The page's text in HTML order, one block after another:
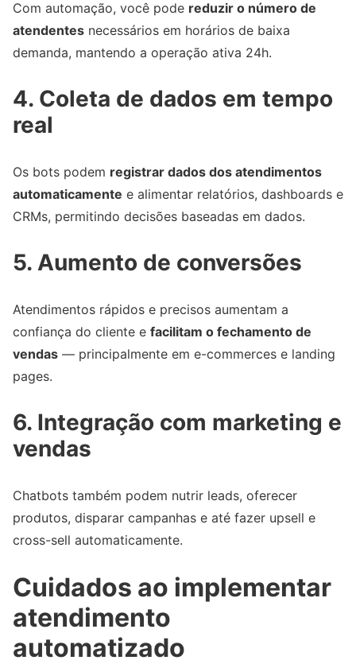
Com automação, você pode reduzir o número de
atendentes necessários em horários de baixa
demanda, mantendo a operação ativa 24h.
4. Coleta de dados em tempo
real
Os bots podem registrar dados dos atendimentos
automaticamente e alimentar relatórios, dashboards e
CRMs, permitindo decisões baseadas em dados.
5. Aumento de conversões
Atendimentos rápidos e precisos aumentam a
confiança do cliente e facilitam o fechamento de
vendas — principalmente em e-commerces e landing
pages.
6. Integração com marketing e
vendas
Chatbots também podem nutrir leads, oferecer
produtos, disparar campanhas e até fazer upsell e
cross-sell automaticamente.
Cuidados ao implementar
atendimento
automatizado